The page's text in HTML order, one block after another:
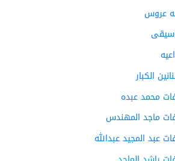
عروس
الكبار
محمد عبده
ماجد المهندس
عبد المجيد عبدالله